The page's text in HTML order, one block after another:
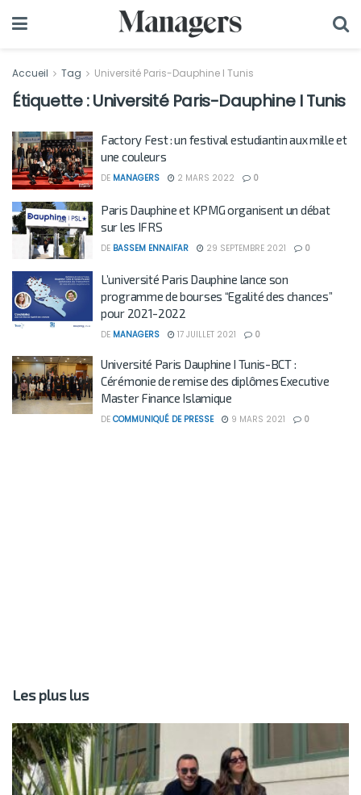
Accueil Tag Université Paris-Dauphine I Tunis
Étiquette :Université Paris-Dauphine I Tunis
Factory Fest : un festival estudiantin aux mille et
une couleurs
DE MANAGERS 2 MARS 2022 0
Paris Dauphine et KPMG organisent un débat
sur les IFRS
DE BASSEM ENNAIFAR 29 SEPTEMBRE 2021 0
L’université Paris Dauphine lance son
programme de bourses “Egalité des chances”
pour 2021-2022
DE MANAGERS 17 JUILLET 2021 0
Université Paris Dauphine I Tunis-BCT :
Cérémonie de remise des diplômes Executive
Master Finance Islamique
DE COMMUNIQUÉ DE PRESSE 9 MARS 2021 0
Les plus lus